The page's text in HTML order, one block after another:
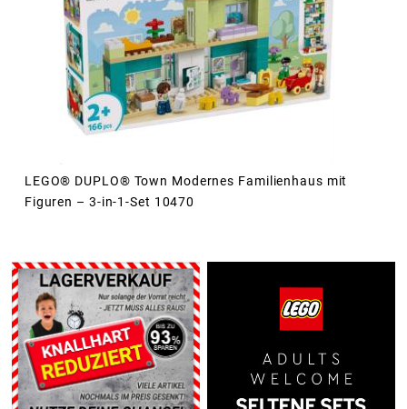
LEGO® DUPLO® Town Modernes Familienhaus mit
Figuren – 3-in-1-Set 10470